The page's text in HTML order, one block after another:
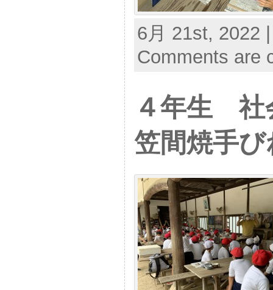
6月 21st, 2022
Comments are
４年生
笠間焼手